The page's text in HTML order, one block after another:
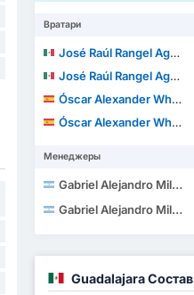
Вратари
José Raúl Rangel Aguilar
José Raúl Rangel Aguilar
Óscar Alexander Whalley Guardado
Óscar Alexander Whalley Guardado
Менеджеры
Gabriel Alejandro Milito
Gabriel Alejandro Milito
Guadalajara Состав